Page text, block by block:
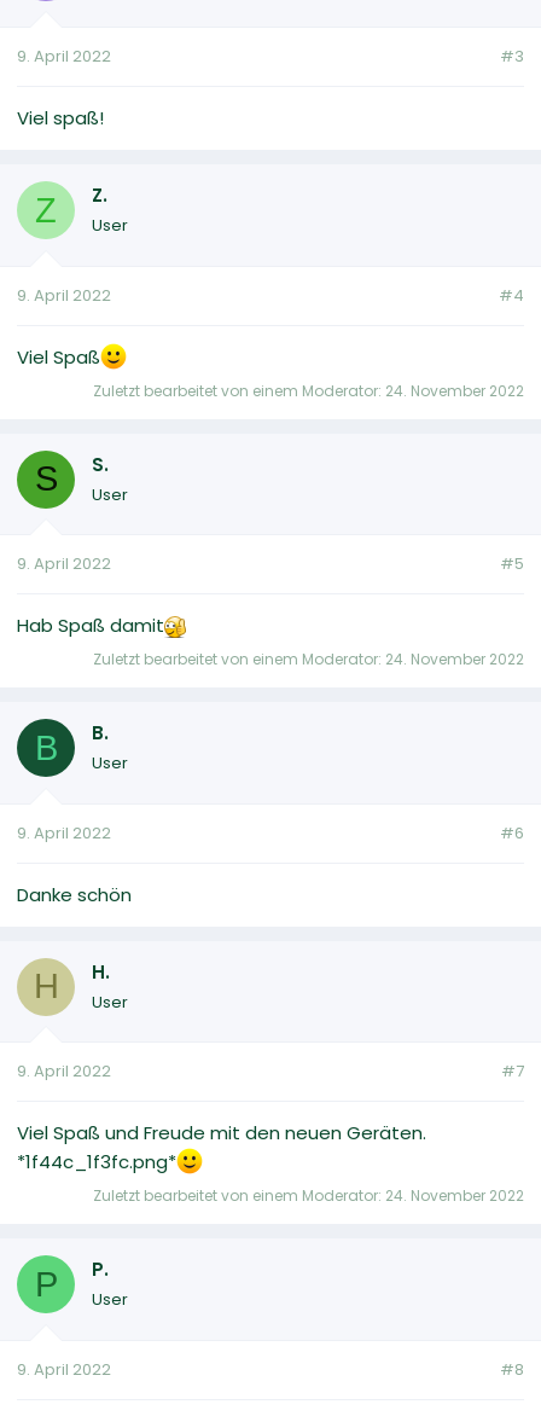
9. April 2022 #3
Viel spaß!
Z Z.
User
9. April 2022 #4
Viel Spaß
Zuletzt bearbeitet von einem Moderator: 24. November 2022
S S.
User
9. April 2022 #5
Hab Spaß damit
Zuletzt bearbeitet von einem Moderator: 24. November 2022
B B.
User
9. April 2022 #6
Danke schön
H H.
User
9. April 2022 #7
Viel Spaß und Freude mit den neuen Geräten.
*1f44c_1f3fc.png*
Zuletzt bearbeitet von einem Moderator: 24. November 2022
P P.
User
9. April 2022 #8